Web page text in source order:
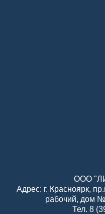
ООО
Адрес: г. Красноярк,
рабочий, дом
Тел. 8